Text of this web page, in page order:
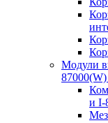
Модули
87000(W)
и I-